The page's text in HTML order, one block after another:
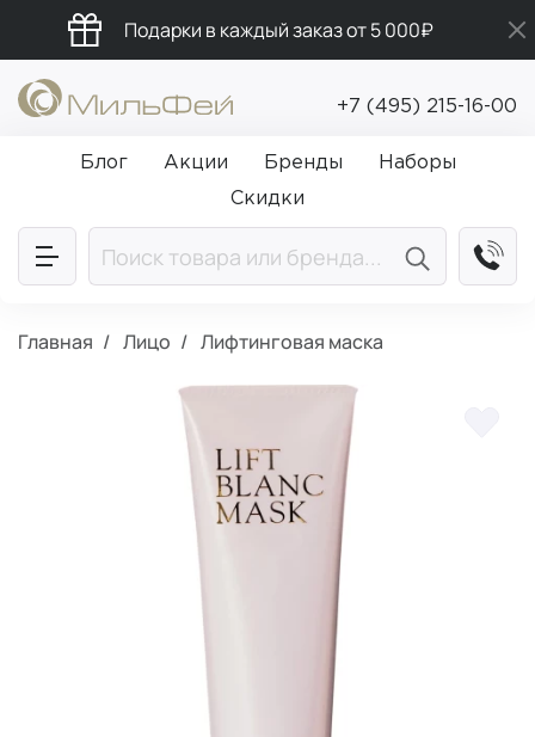
Подарки в каждый заказ от 5 000₽
Промокод ПРИВЕТ
Бесплатная доставка от 5 000₽
+7 (495) 215-16-00
Блог Акции Бренды
Наборы
Скидки
Главная Лицо Лифтинговая маска